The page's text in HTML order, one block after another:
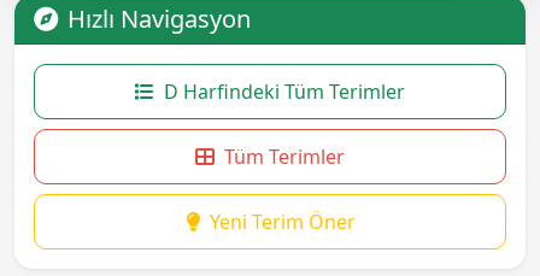
Hızlı Navigasyon
D Harfindeki Tüm Terimler
Tüm Terimler
Yeni Terim Öner